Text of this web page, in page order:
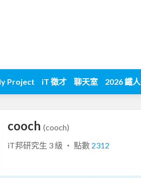
Project iT 徵才 聊天室 2026 鐵
cooch (cooch)
iT邦研究生 3 級 ‧ 點數 2312